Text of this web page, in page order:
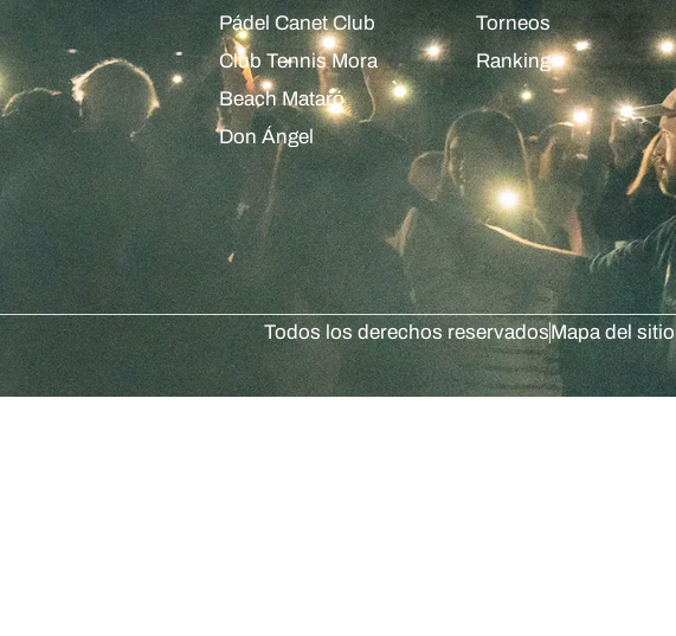
Pádel Canet Club
Club Tennis Mora
Beach Mataró
Don Ángel
Torneos
Ranking
Todos los derechos reservadosMapa del sitio